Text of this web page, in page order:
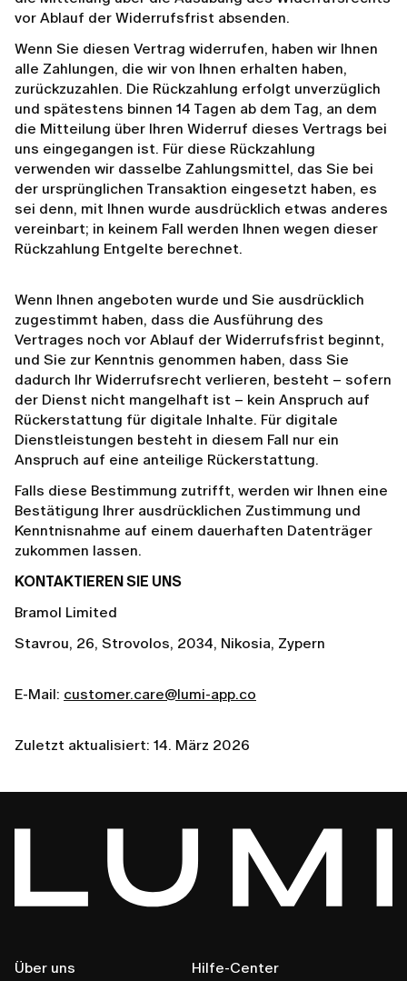
vor Ablauf der Widerrufsfrist absenden.
Wenn Sie diesen Vertrag widerrufen, haben wir Ihnen
alle Zahlungen, die wir von Ihnen erhalten haben,
zurückzuzahlen. Die Rückzahlung erfolgt unverzüglich
und spätestens binnen 14 Tagen ab dem Tag, an dem
die Mitteilung über Ihren Widerruf dieses Vertrags bei
uns eingegangen ist. Für diese Rückzahlung
verwenden wir dasselbe Zahlungsmittel, das Sie bei
der ursprünglichen Transaktion eingesetzt haben, es
sei denn, mit Ihnen wurde ausdrücklich etwas anderes
vereinbart; in keinem Fall werden Ihnen wegen dieser
Rückzahlung Entgelte berechnet.
Wenn Ihnen angeboten wurde und Sie ausdrücklich
zugestimmt haben, dass die Ausführung des
Vertrages noch vor Ablauf der Widerrufsfrist beginnt,
und Sie zur Kenntnis genommen haben, dass Sie
dadurch Ihr Widerrufsrecht verlieren, besteht – sofern
der Dienst nicht mangelhaft ist – kein Anspruch auf
Rückerstattung für digitale Inhalte. Für digitale
Dienstleistungen besteht in diesem Fall nur ein
Anspruch auf eine anteilige Rückerstattung.
Falls diese Bestimmung zutrifft, werden wir Ihnen eine
Bestätigung Ihrer ausdrücklichen Zustimmung und
Kenntnisnahme auf einem dauerhaften Datenträger
zukommen lassen.
KONTAKTIEREN SIE UNS
Bramol Limited
Stavrou, 26, Strovolos, 2034, Nikosia, Zypern
E-Mail: customer.care@lumi-app.co
Zuletzt aktualisiert: 14. März 2026
Über uns Hilfe-Center